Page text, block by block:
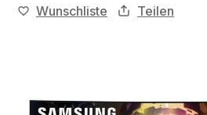
Wunschliste Teilen